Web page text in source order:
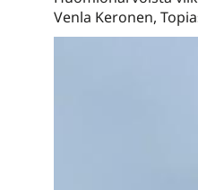
Venla Keronen,